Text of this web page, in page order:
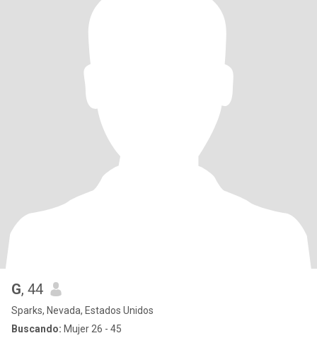
G, 44
Sparks, Nevada, Estados Unidos
Buscando: Mujer 26 - 45